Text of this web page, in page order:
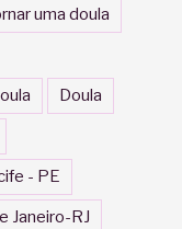
uma doula
Doula
- PE
Janeiro-RJ